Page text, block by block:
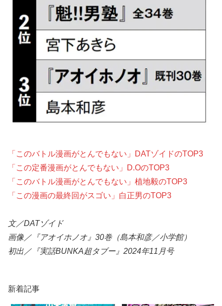
「このバトル漫画がとんでもない」DATゾイドのTOP3
「この定番漫画がとんでもない」D.OのTOP3
「このバトル漫画がとんでもない」植地毅のTOP3
「この漫画の最終回がスゴい」白正男のTOP3
文／DATゾイド
画像／『アオイホノオ』30巻（島本和彦／小学館）
初出／『実話BUNKA超タブー』2024年11月号
新着記事